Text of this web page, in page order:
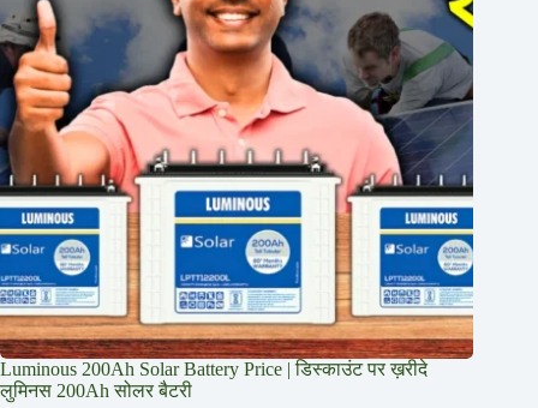
Luminous 200Ah Solar Battery Price​ | डिस्काउंट पर ख़रीदे
लुमिनस 200Ah सोलर बैटरी